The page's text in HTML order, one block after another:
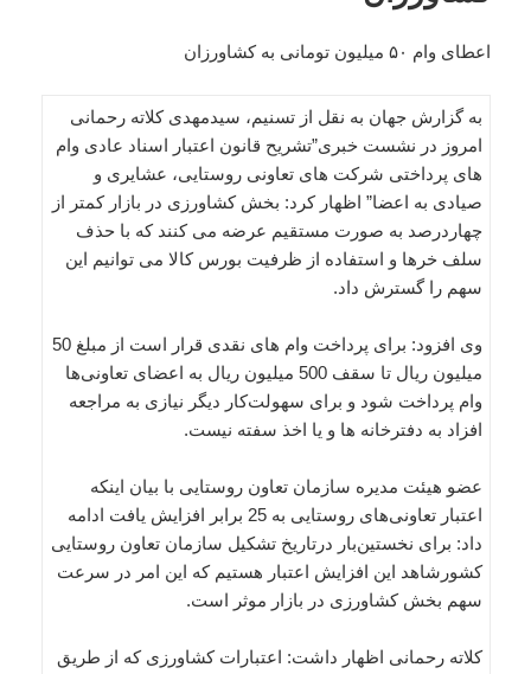
اعطای وام ۵۰ میلیون تومانی به کشاورزان
به گزارش جهان به نقل از تسنیم، سیدمهدی کلاته رحمانی
امروز در نشست خبری”تشریح قانون اعتبار اسناد عادی وام
های پرداختی شرکت های تعاونی روستایی، عشایری و
صیادی به اعضا” اظهار کرد: بخش کشاورزی در بازار کمتر از
چهاردرصد به صورت مستقیم عرضه می کنند که با حذف
سلف خرها و استفاده از ظرفیت بورس کالا می توانیم این
سهم را گسترش داد.
وی افزود: برای پرداخت وام های نقدی قرار است از مبلغ 50
میلیون ریال تا سقف 500 میلیون ریال به اعضای تعاونی‌ها
وام پرداخت شود و برای سهولت‌کار دیگر نیازی به مراجعه
افزاد به دفترخانه ها و یا اخذ سفته نیست.
عضو هیئت مدیره سازمان تعاون روستایی با بیان اینکه
اعتبار تعاونی‌های روستایی به 25 برابر افزایش یافت ادامه
داد: برای نخستین‌بار درتاریخ تشکیل سازمان تعاون روستایی
کشورشاهد این افزایش اعتبار هستیم که این امر در سرعت
سهم بخش کشاورزی در بازار موثر است.
کلاته رحمانی اظهار داشت: اعتبارات کشاورزی که از طریق